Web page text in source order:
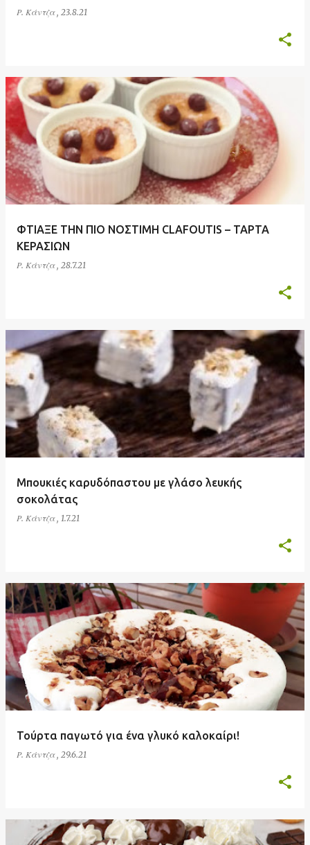
Ρ. Κάντζα , 23.8.21
ΦΤΙΑΞΕ ΤΗΝ ΠΙΟ ΝΟΣΤΙΜΗ CLAFOUTIS – ΤΑΡΤΑ
ΚΕΡΑΣΙΩΝ
Ρ. Κάντζα , 28.7.21
Μπουκιές καρυδόπαστου με γλάσο λευκής
σοκολάτας
Ρ. Κάντζα , 1.7.21
Τούρτα παγωτό για ένα γλυκό καλοκαίρι!
Ρ. Κάντζα , 29.6.21